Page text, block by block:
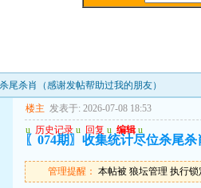
尾杀肖（感谢发帖帮助过我的朋友）
楼主 发表于: 2026-07-08 18:53
u 历史记录 u 回复 u 编辑 u
〖074期〗收集统计尽位杀尾
管理提醒：本帖被 狼坛管理 执行锁